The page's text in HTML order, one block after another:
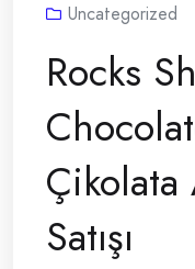
Uncategorized
Rocks
Çikolata
Satışı